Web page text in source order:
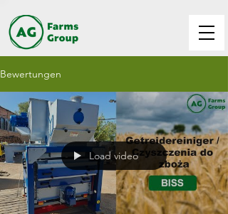
Bewertungen
Load video